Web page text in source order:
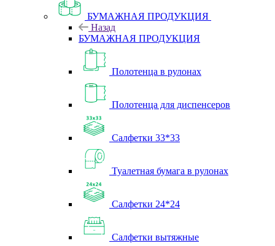
БУМАЖНАЯ ПРОДУКЦИЯ
Назад
БУМАЖНАЯ ПРОДУКЦИЯ
Полотенца в рулонах
Полотенца для диспенсеров
Салфетки 33*33
Туалетная бумага в рулонах
Салфетки 24*24
Салфетки вытяжные